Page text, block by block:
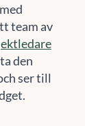
team av
den
ser till